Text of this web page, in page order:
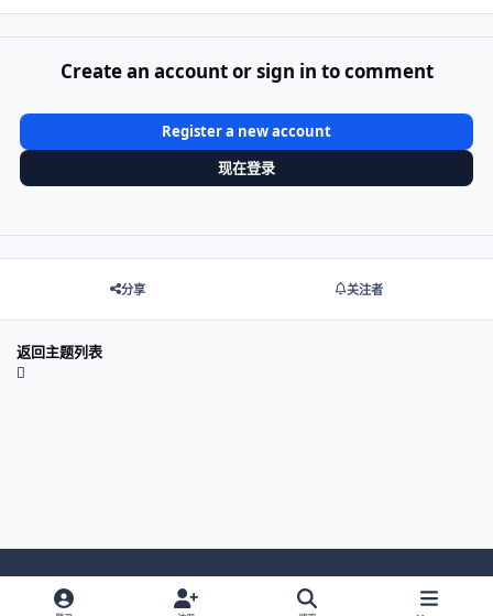
Create an account or sign in to comment
Register a new account
现在登录
分享 关注者
返回主题列表
Light ModeDark ModeSystem Preference